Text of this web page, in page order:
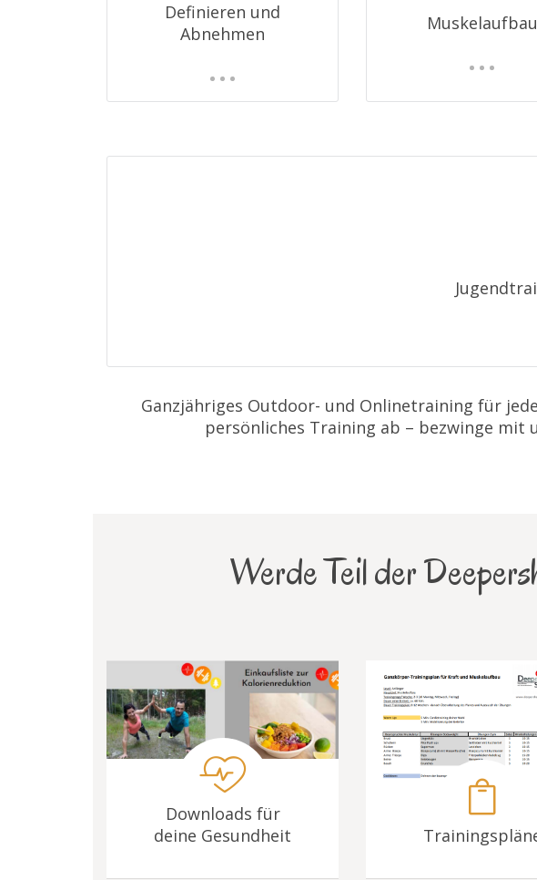
Definieren und
Abnehmen
Muskelaufbau
Ganzjähriges Outdoor- und Onlinetraining für
persönliches Training ab – bezwinge mit
Werde Teil der
Downloads für
deine Gesundheit